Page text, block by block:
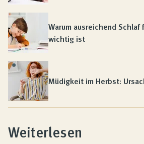
Warum ausreichend Schlaf
wichtig ist
Müdigkeit im Herbst:
Weiterlesen